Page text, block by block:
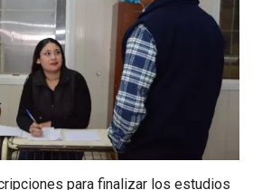
para finalizar los estudios